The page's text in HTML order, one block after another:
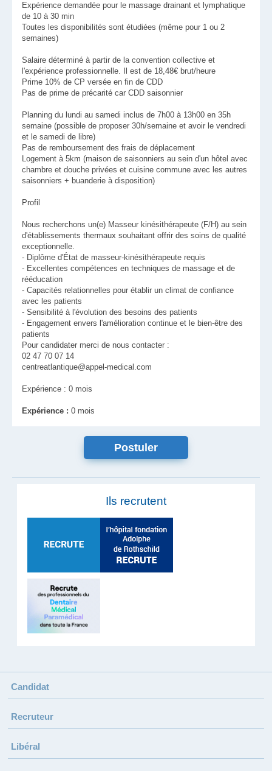
Expérience demandée pour le massage drainant et lymphatique
de 10 à 30 min
Toutes les disponibilités sont étudiées (même pour 1 ou 2
semaines)
Salaire déterminé à partir de la convention collective et
l'expérience professionnelle. Il est de 18,48€ brut/heure
Prime 10% de CP versée en fin de CDD
Pas de prime de précarité car CDD saisonnier
Planning du lundi au samedi inclus de 7h00 à 13h00 en 35h
semaine (possible de proposer 30h/semaine et avoir le vendredi
et le samedi de libre)
Pas de remboursement des frais de déplacement
Logement à 5km (maison de saisonniers au sein d'un hôtel avec
chambre et douche privées et cuisine commune avec les autres
saisonniers + buanderie à disposition)
Profil
Nous recherchons un(e) Masseur kinésithérapeute (F/H) au sein
d'établissements thermaux souhaitant offrir des soins de qualité
exceptionnelle.
- Diplôme d'État de masseur-kinésithérapeute requis
- Excellentes compétences en techniques de massage et de
rééducation
- Capacités relationnelles pour établir un climat de confiance
avec les patients
- Sensibilité à l'évolution des besoins des patients
- Engagement envers l'amélioration continue et le bien-être des
patients
Pour candidater merci de nous contacter :
02 47 70 07 14
centreatlantique@appel-medical.com
Expérience : 0 mois
Expérience : 0 mois
Ils recrutent
Candidat
Recruteur
Libéral